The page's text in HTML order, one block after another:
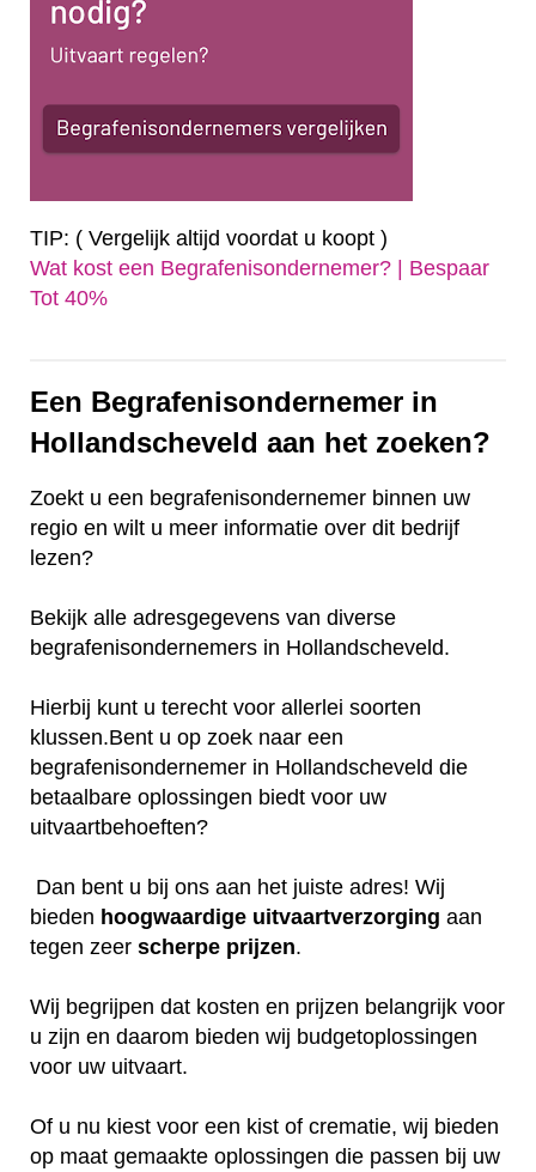
TIP: ( Vergelijk altijd voordat u koopt )
Wat kost een Begrafenisondernemer? | Bespaar
Tot 40%‎
Een Begrafenisondernemer in
Hollandscheveld aan het zoeken?
Zoekt u een begrafenisondernemer binnen uw
regio en wilt u meer informatie over dit bedrijf
lezen?
Bekijk alle adresgegevens van diverse
begrafenisondernemers in Hollandscheveld.
Hierbij kunt u terecht voor allerlei soorten
klussen.Bent u op zoek naar een
begrafenisondernemer in Hollandscheveld die
betaalbare oplossingen biedt voor uw
uitvaartbehoeften?
Dan bent u bij ons aan het juiste adres! Wij
bieden hoogwaardige uitvaartverzorging aan
tegen zeer scherpe prijzen.
Wij begrijpen dat kosten en prijzen belangrijk voor
u zijn en daarom bieden wij budgetoplossingen
voor uw uitvaart.
Of u nu kiest voor een kist of crematie, wij bieden
op maat gemaakte oplossingen die passen bij uw